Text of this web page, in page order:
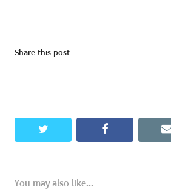
Share this post
twitter facebook
You may also like...